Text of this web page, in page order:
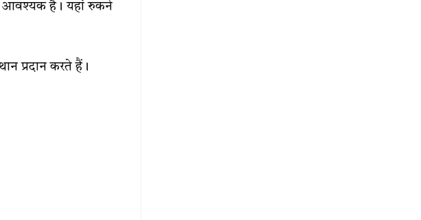
आवश्यक है। यहां रुकने
प्रदान करते हैं।